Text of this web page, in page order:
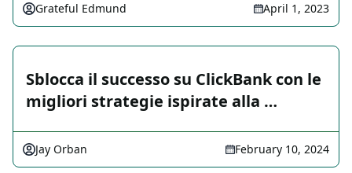
Grateful Edmund April 1, 2023
Sblocca il successo su ClickBank con le
migliori strategie ispirate alla …
Jay Orban February 10, 2024